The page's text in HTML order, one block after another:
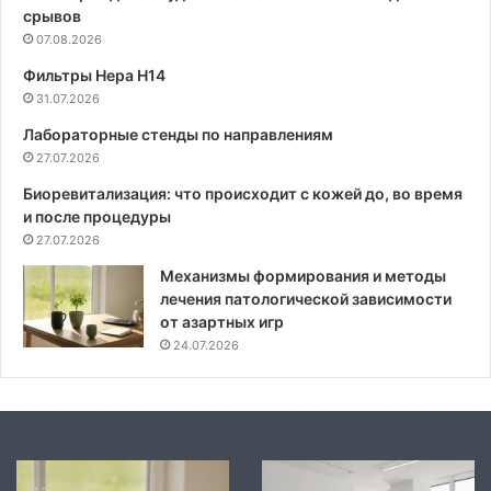
срывов
07.08.2026
Фильтры Hepa Н14
31.07.2026
Лабораторные стенды по направлениям
27.07.2026
Биоревитализация: что происходит с кожей до, во время
и после процедуры
27.07.2026
Механизмы формирования и методы
лечения патологической зависимости
от азартных игр
24.07.2026
Современные